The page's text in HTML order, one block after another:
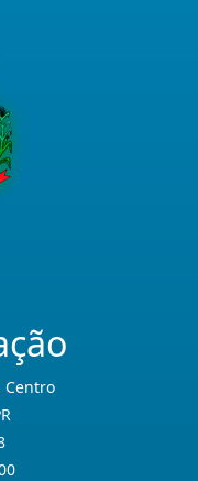
Centro